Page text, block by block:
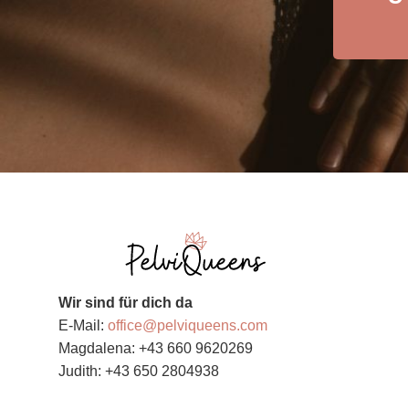
Wir sind für dich da
E-Mail: office@pelviqueens.com
Magdalena: +43 660 9620269
Judith: +43 650 2804938